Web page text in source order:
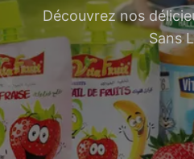
Découvrez nos
Sans